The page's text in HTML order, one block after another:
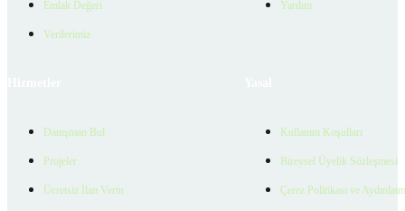
Emlak Değeri
Verilerimiz
Yardım
Danışman Bul
Projeler
Ücretsiz İlan Verin
Kullanım Koşulları
Bireysel Üyelik Sözleşmesi
Çerez Politikası ve